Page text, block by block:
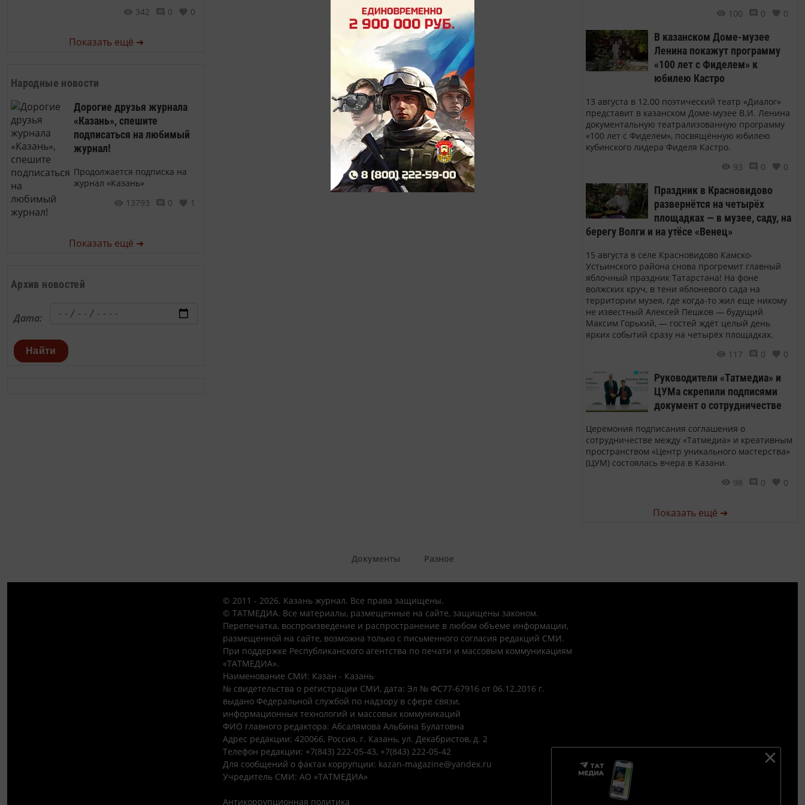
342
0 0
Показать ещё ➜
Народные новости
Дорогие друзья журнала
«Казань», спешите
подписаться на любимый
журнал!
Продолжается подписка на
журнал «Казань»
13793
0 1
Показать ещё ➜
Архив новостей
Дата:
Найти
100
0 0
В казанском Доме-музее
Ленина покажут программу
«100 лет с Фиделем» к
юбилею Кастро
13 августа в 12.00 поэтический театр «Диалог»
представит в казанском Доме-музее В.И. Ленина
документальную театрализованную программу
«100 лет с Фиделем», посвящённую юбилею
кубинского лидера Фиделя Кастро.
93
0 0
Праздник в Красновидово
развернётся на четырёх
площадках — в музее, саду, на
берегу Волги и на утёсе «Венец»
15 августа в селе Красновидово Камско-
Устьинского района снова прогремит главный
яблочный праздник Татарстана! На фоне
волжских круч, в тени яблоневого сада на
территории музея, где когда-то жил еще никому
не известный Алексей Пешков — будущий
Максим Горький, — гостей ждёт целый день
ярких событий сразу на четырёх площадках.
117
0 0
Руководители «Татмедиа» и
ЦУМа скрепили подписями
документ о сотрудничестве
Церемония подписания соглашения о
сотрудничестве между «Татмедиа» и креативным
пространством «Центр уникального мастерства»
(ЦУМ) состоялась вчера в Казани.
98
0 0
Показать ещё ➜
Документы Разное
© 2011 - 2026. Казань журнал. Все права защищены.
© ТАТМЕДИА. Все материалы, размещенные на сайте, защищены законом.
Перепечатка, воспроизведение и распространение в любом объеме информации,
размещенной на сайте, возможна только с письменного согласия редакций СМИ.
При поддержке Республиканского агентства по печати и массовым коммуникациям
«ТАТМЕДИА».
Наименование СМИ: Казан - Казань
№ свидетельства о регистрации СМИ, дата: Эл № ФС77-67916 от 06.12.2016 г.
выдано Федеральной службой по надзору в сфере связи,
информационных технологий и массовых коммуникаций
ФИО главного редактора: Абсалямова Альбина Булатовна
Адрес редакции: 420066, Россия, г. Казань, ул. Декабристов, д. 2
Телефон редакции: +7(843) 222-05-43, +7(843) 222-05-42
Для сообщений о фактах коррупции: kazan-magazine@yandex.ru
Учредитель СМИ: АО «ТАТМЕДИА»
Антикоррупционная политика